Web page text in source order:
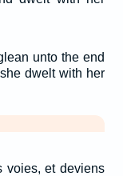
unto the end
dwelt with her
voies, et deviens